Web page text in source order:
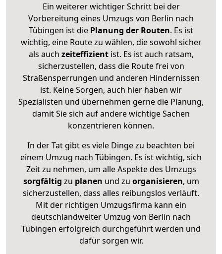
Ein weiterer wichtiger Schritt bei der
Vorbereitung eines Umzugs von Berlin nach
Tübingen ist die Planung der Routen. Es ist
wichtig, eine Route zu wählen, die sowohl sicher
als auch zeiteffizientist. Es ist auch ratsam,
sicherzustellen, dass die Route frei von
Straßensperrungen und anderen Hindernissen
ist. Keine Sorgen, auch hier haben wir
Spezialisten und übernehmen gerne die Planung,
damit Sie sich auf andere wichtige Sachen
konzentrieren können.
In der Tat gibt es viele Dinge zu beachten bei
einem Umzug nach Tübingen. Es ist wichtig, sich
Zeit zu nehmen, um alle Aspekte des Umzugs
sorgfältig zu planen und zu organisieren, um
sicherzustellen, dass alles reibungslos verläuft.
Mit der richtigen Umzugsfirma kann ein
deutschlandweiter Umzug von Berlin nach
Tübingen erfolgreich durchgeführt werden und
dafür sorgen wir.